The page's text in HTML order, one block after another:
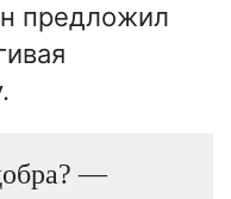
предложил
—